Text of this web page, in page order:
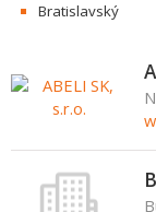
Bratislavský